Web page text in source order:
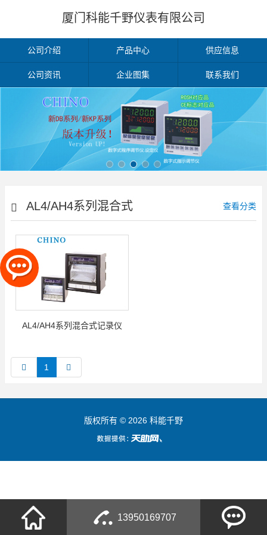
厦门科能千野仪表有限公司
公司介绍 产品中心 供应信息
公司资讯 企业图集 联系我们
AL4/AH4系列混合式
记录仪
查看分类
AL4/AH4系列混合式记录仪
1
13950169707
版权所有 © 2026 科能千野